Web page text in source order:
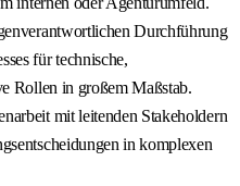
Durchführung
für technische,
Rollen in großem Maßstab.
mit leitenden Stakeholdern
in komplexen